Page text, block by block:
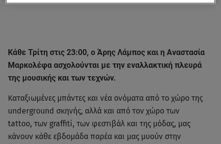
Κάθε Τρίτη στις 23:00, ο Άρης Λάμπος και η Αναστασία
Μαρκολέφα ασχολούνται με την εναλλακτική πλευρά
της μουσικής και των τεχνών.
Καταξιωμένες μπάντες και νέα ονόματα από το χώρο της
underground σκηνής, αλλά και από τον χώρο των
tattoo, των graffiti, των φεστιβάλ και της μόδας, μας
κάνουν κάθε εβδομάδα παρέα και μας μυούν στην